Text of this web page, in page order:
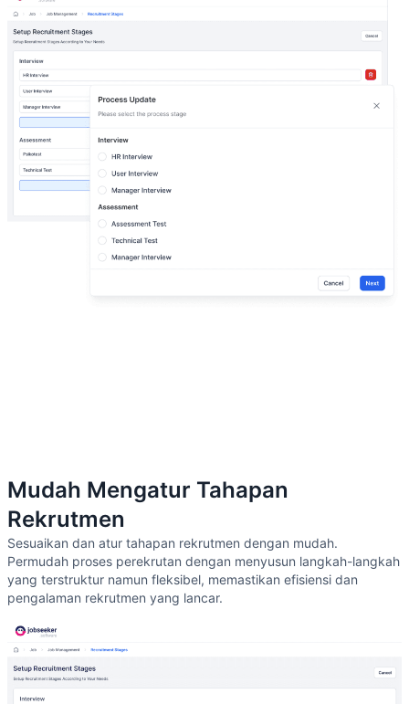
Mudah Mengatur Tahapan
Rekrutmen
Sesuaikan dan atur tahapan rekrutmen dengan mudah.
Permudah proses perekrutan dengan menyusun langkah-langkah
yang terstruktur namun fleksibel, memastikan efisiensi dan
pengalaman rekrutmen yang lancar.